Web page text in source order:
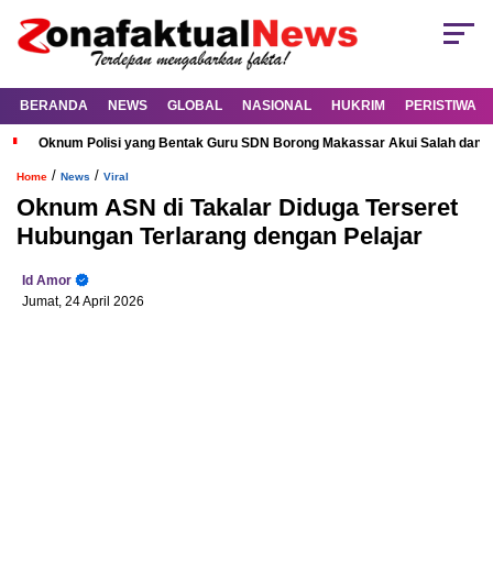
BERANDA NEWS GLOBAL NASIONAL HUKRIM PERISTIWA
Oknum Polisi yang Bentak Guru SDN Borong Makassar Akui Salah dan
Home / News / Viral
Oknum ASN di Takalar Diduga Terseret
Hubungan Terlarang dengan Pelajar
Id Amor
Jumat, 24 April 2026